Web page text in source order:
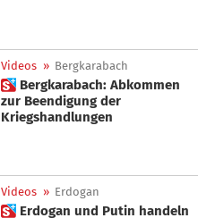
Videos » Bergkarabach
 Bergkarabach: Abkommen
zur Beendigung der
Kriegshandlungen
Videos » Erdogan
 Erdogan und Putin handeln